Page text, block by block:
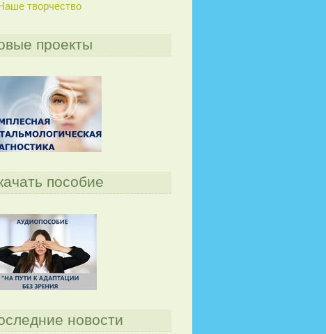
творчество
проекты
пособие
новости